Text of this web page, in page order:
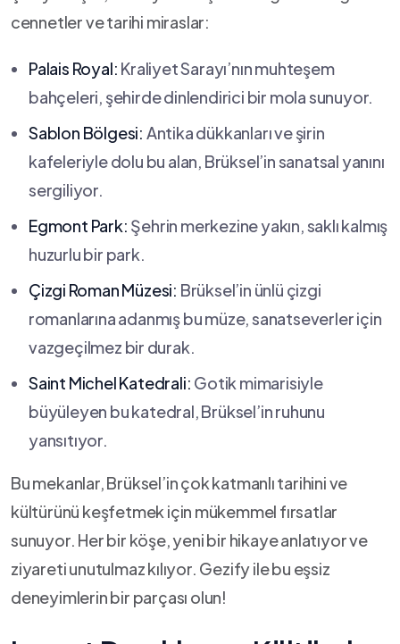
⁤cennetler ve tarihi miraslar:
Palais Royal: Kraliyet‌ Sarayı’nın muhteşem
bahçeleri, şehirde dinlendirici bir mola sunuyor.
Sablon Bölgesi: Antika dükkanları ve şirin
kafeleriyle​ dolu ‌bu alan, Brüksel’in sanatsal yanını⁢
sergiliyor.
Egmont Park: Şehrin merkezine yakın, saklı kalmış
huzurlu bir park.
Çizgi⁣ Roman Müzesi: Brüksel’in ünlü çizgi
⁢romanlarına adanmış bu müze, sanatseverler için
vazgeçilmez bir ⁤durak.
Saint Michel Katedrali: Gotik mimarisiyle⁣
büyüleyen bu katedral, Brüksel’in ruhunu
yansıtıyor.
Bu mekanlar, Brüksel’in çok katmanlı⁤ tarihini ve
kültürünü keşfetmek için⁣ mükemmel fırsatlar
sunuyor. Her bir köşe, ‌yeni bir hikaye anlatıyor ve
ziyareti unutulmaz kılıyor. Gezify ‌ile bu eşsiz
deneyimlerin bir parçası olun!